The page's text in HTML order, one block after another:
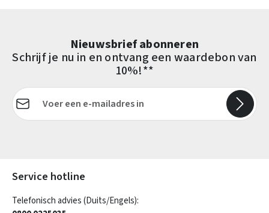
Nieuwsbrief abonneren
Schrijf je nu in en ontvang een waardebon van
10%!**
E-mailadres*
Service hotline
Telefonisch advies (Duits/Engels):